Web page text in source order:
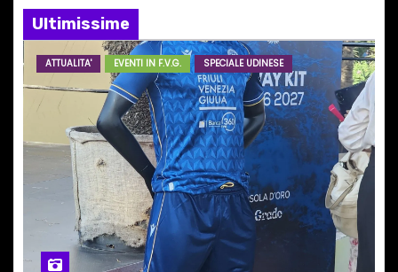
a
r
i
c
o
l
Ultimissime
ATTUALITA' EVENTI IN F.V.G. SPECIALE UDINESE